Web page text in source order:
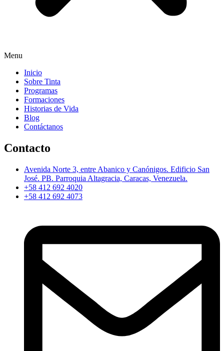
Menu
Inicio
Sobre Tinta
Programas
Formaciones
Historias de Vida
Blog
Contáctanos
Contacto
Avenida Norte 3, entre Abanico y Canónigos. Edificio San
José. PB. Parroquia Altagracia, Caracas, Venezuela.
+58 412 692 4020
+58 412 692 4073